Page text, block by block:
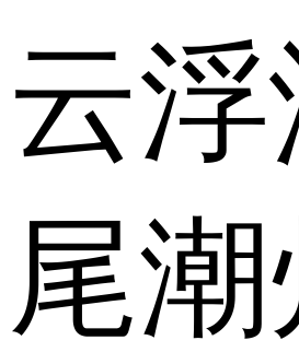
云浮
尾潮